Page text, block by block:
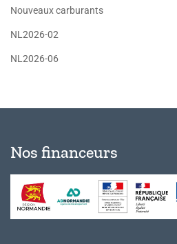
Nouveaux carburants
NL2026-02
NL2026-06
Nos financeurs